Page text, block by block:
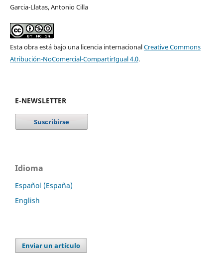
Garcia-Llatas, Antonio Cilla
Esta obra está bajo una licencia internacionalCreative Commons
Atribución-NoComercial-CompartirIgual 4.0.
E-NEWSLETTER
Idioma
Español (España)
English
Enviar un artículo